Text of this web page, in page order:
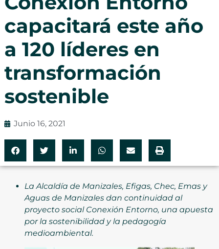
capacitará este año
a 120 líderes en
transformación
sostenible
Junio 16, 2021
La Alcaldía de Manizales, Efigas, Chec, Emas y
Aguas de Manizales dan continuidad al
proyecto social Conexión Entorno, una apuesta
por la sostenibilidad y la pedagogía
medioambiental.